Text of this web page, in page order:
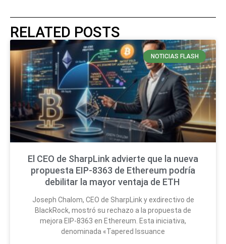
RELATED POSTS
NOTICIAS FLASH
El CEO de SharpLink advierte que la nueva
propuesta EIP-8363 de Ethereum podría
debilitar la mayor ventaja de ETH
Joseph Chalom, CEO de SharpLink y exdirectivo de
BlackRock, mostró su rechazo a la propuesta de
mejora EIP-8363 en Ethereum. Esta iniciativa,
denominada «Tapered Issuance